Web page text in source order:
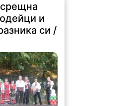
и
си /